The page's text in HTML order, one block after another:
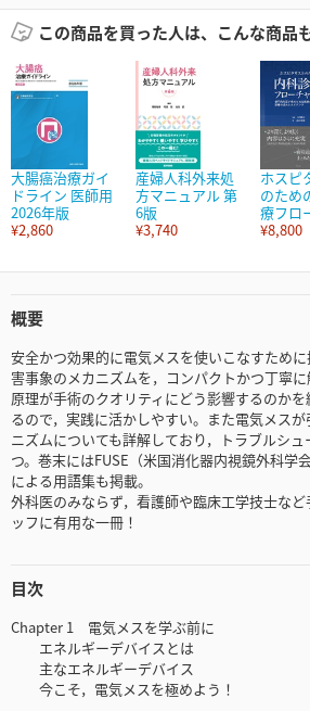
この商品を買った人は、こんな商品
大腸癌治療ガイ
ドライン 医師用
2026年版
¥2,860
産婦人科外来処
方マニュアル 第
6版
¥3,740
ホスピ
のため
療フロ
¥8,800
概要
安全かつ効果的に電気メスを使いこなすため
害事象のメカニズムを，コンパクトかつ丁寧に
原理が手術のクオリティにどう影響するのか
るので，実践に活かしやすい。また電気メス
ニズムについても詳解しており，トラブルシ
つ。巻末にはFUSE（米国消化器内視鏡外科学
による用語集も掲載。
外科医のみならず，看護師や臨床工学技士な
ッフに有用な一冊！
目次
Chapter 1 電気メスを学ぶ前に
エネルギーデバイスとは
主なエネルギーデバイス
今こそ，電気メスを極めよう！